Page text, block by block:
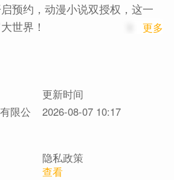
预约，动漫小说双授权，这一
世界！
的斗罗MMO，我们期望以游戏
屏幕，而是象征着更广阔的探
更值得铭记的情怀，能以“我”的
冒险。在这里，每一处幽静的
奇异的魂兽与武魂，那些你熟
、武魂殿长老，都将带着他们
更多
更新时间
限公
2026-08-07 10:17
隐私政策
查看